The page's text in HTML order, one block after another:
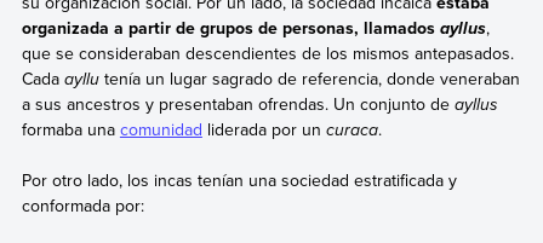
organizada a partir de grupos de personas, llamados ayllus,
que se consideraban descendientes de los mismos antepasados.
Cada ayllutenía un lugar sagrado de referencia, donde veneraban
a sus ancestros y presentaban ofrendas. Un conjunto deayllus
formaba una comunidad liderada por un curaca.
Por otro lado, los incas tenían una sociedad estratificada y
conformada por: